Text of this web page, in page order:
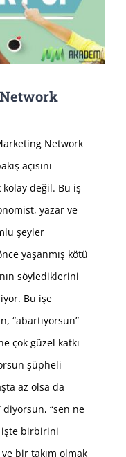
Network
açısını
kolay değil. Bu iş
yazar ve
şeyler
yaşanmış kötü
söylediklerini
Bu işe
“abartıyorsun”
çok güzel katkı
şüpheli
az olsa da
“sen ne
işte birbirini
bir takım olmak